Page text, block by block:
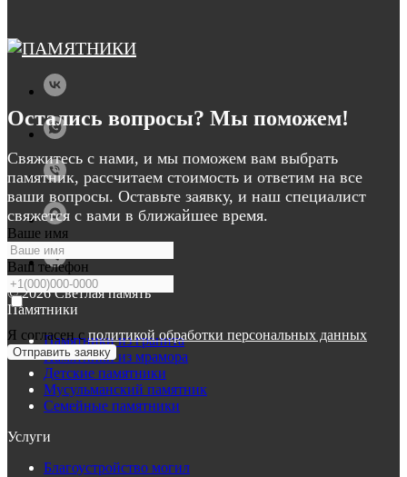
Остались вопросы? Мы поможем!
Свяжитесь с нами, и мы поможем вам выбрать
памятник, рассчитаем стоимость и ответим на все
ваши вопросы. Оставьте заявку, и наш специалист
свяжется с вами в ближайшее время.
Ваше имя
Ваш телефон
Я согласен с политикой обработки персональных данных
Отправить заявку
© 2026 Светлая память
Памятники
Памятники из гранита
Памятники из мрамора
Детские памятники
Мусульманский памятник
Семейные памятники
Услуги
Благоустройство могил